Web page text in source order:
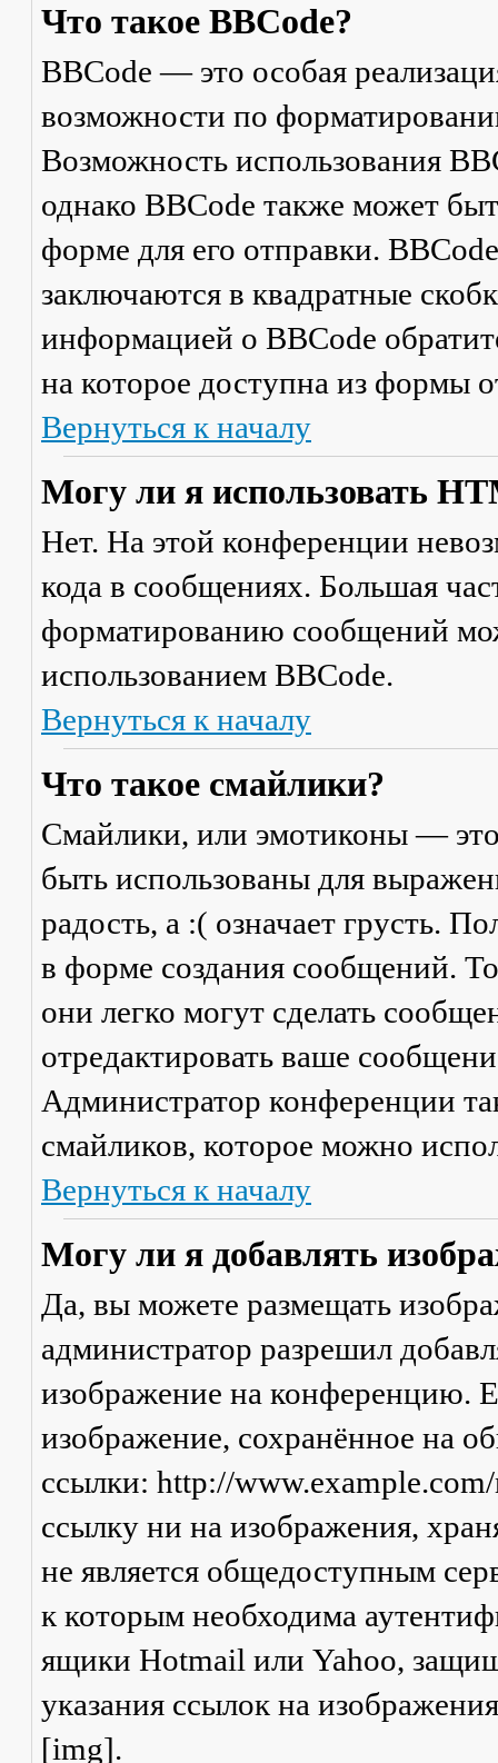
Что такое BBCode?
BBCode — это особая
возможности по
Возможность использования
однако BBCode также может
форме для его отправки.
заключаются в квадратные
информацией о BBCode
на которое доступна из формы
Вернуться к началу
Могу ли я использовать
Нет. На этой конференции
кода в сообщениях. Большая
форматированию сообщений
использованием BBCode.
Вернуться к началу
Что такое смайлики?
Смайлики, или эмотиконы —
быть использованы для
радость, а :( означает грусть.
в форме создания сообщений.
они легко могут сделать
отредактировать ваше
Администратор конференции
смайликов, которое можно
Вернуться к началу
Могу ли я добавлять
Да, вы можете размещать
администратор разрешил
изображение на конференцию.
изображение, сохранённое на
ссылки: http://
ссылку ни на изображения,
не является общедоступным
к которым необходима
ящики Hotmail или Yahoo,
указания ссылок на
[img].